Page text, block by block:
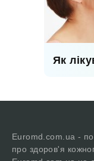
Як
Euromd.com.ua -
про здоров'я